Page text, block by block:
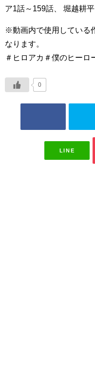
ア1話～159話、 堀越耕
※動画内で使用している
なります。
＃ヒロアカ＃僕のヒーロ
0
LINE